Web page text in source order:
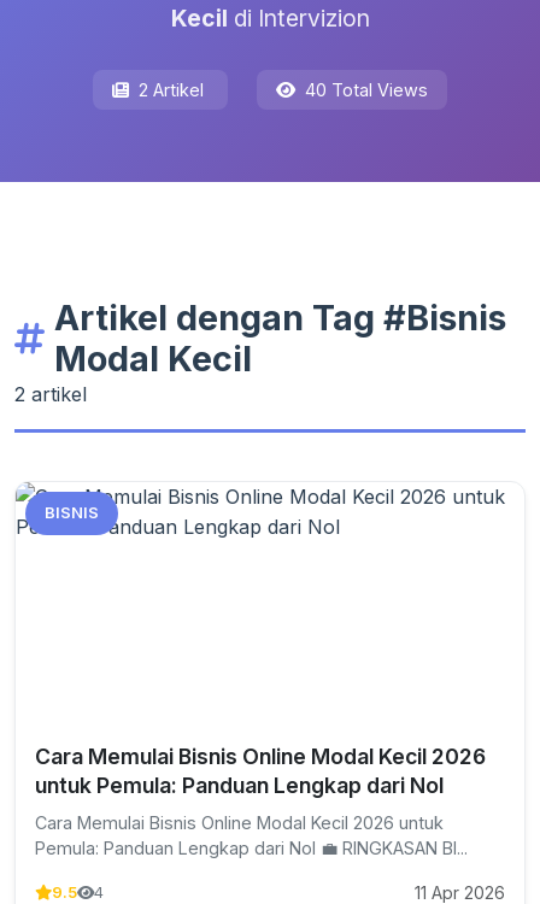
Kecil di Intervizion
2 Artikel 40 Total Views
Artikel dengan Tag #Bisnis
Modal Kecil
2 artikel
BISNIS
Cara Memulai Bisnis Online Modal Kecil 2026
untuk Pemula: Panduan Lengkap dari Nol
Cara Memulai Bisnis Online Modal Kecil 2026 untuk
Pemula: Panduan Lengkap dari Nol 💼 RINGKASAN BI...
9.5 4 11 Apr 2026